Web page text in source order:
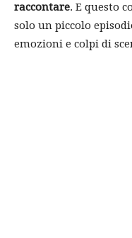
raccontare. E questo
solo un piccolo
emozioni e colpi di